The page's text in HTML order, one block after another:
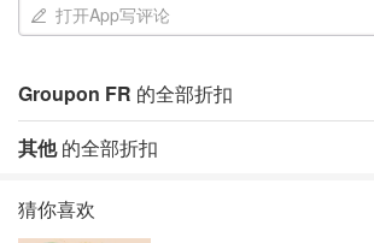
打开App写评论
Groupon FR 的全部折扣
其他的全部折扣
猜你喜欢